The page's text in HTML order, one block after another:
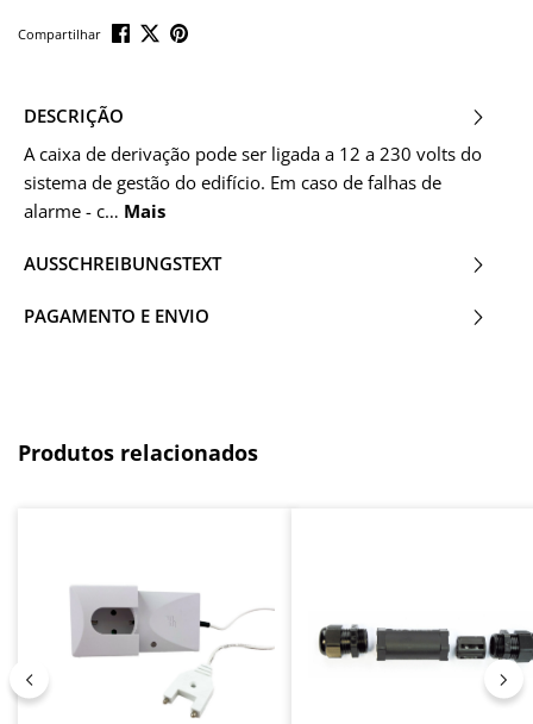
Compartilhar
DESCRIÇÃO
A caixa de derivação pode ser ligada a 12 a 230 volts do
sistema de gestão do edifício. Em caso de falhas de
alarme - c… Mais
AUSSCHREIBUNGSTEXT
PAGAMENTO E ENVIO
Ignorar a galeria de produtos
Produtos relacionados